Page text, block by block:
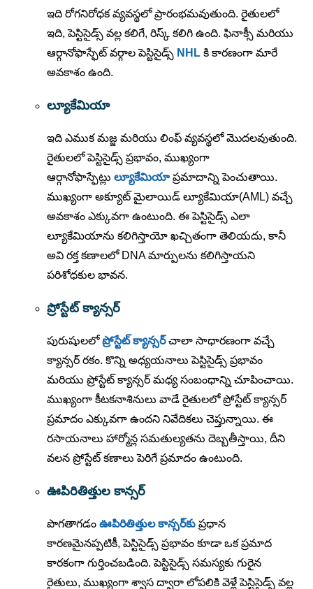
ఇది రోగనిరోధక వ్యవస్థలో ప్రారంభమవుతుంది. రైతులలో
ఇది, పెస్టిసైడ్స్ వల్ల కలిగే, రిస్క్ కలిగి ఉంది. ఫినాక్సీ మరియు
ఆర్గానోఫాస్ఫేట్ వర్గాల పెస్టిసైడ్స్ NHL కి కారణంగా మారే
అవకాశం ఉంది.
ల్యూకేమియా
ఇది ఎముక మజ్జ మరియు లింఫ్ వ్యవస్థలో మొదలవుతుంది.
రైతులలో పెస్టిసైడ్స్ ప్రభావం, ముఖ్యంగా
ఆర్గానోఫాస్ఫేట్లుల్యూకేమియా ప్రమాదాన్ని పెంచుతాయి.
ముఖ్యంగా అక్యూట్ మైలాయిడ్ ల్యూకేమియా(AML) వచ్చే
అవకాశం ఎక్కువగా ఉంటుంది. ఈ పెస్టిసైడ్స్ ఎలా
ల్యూకేమియాను కలిగిస్తాయో ఖచ్చితంగా తెలియదు, కానీ
అవి రక్త కణాలలో DNA మార్పులను కలిగిస్తాయని
పరిశోధకుల భావన.
ప్రోస్టేట్ క్యాన్సర్
పురుషులలోప్రోస్టేట్ క్యాన్సర్చాలా సాధారణంగా వచ్చే
క్యాన్సర్ రకం. కొన్ని అధ్యయనాలు పెస్టిసైడ్స్ ప్రభావం
మరియు ప్రోస్టేట్ క్యాన్సర్ మధ్య సంబంధాన్ని చూపించాయి.
ముఖ్యంగా కీటకనాశినులు వాడే రైతులలో ప్రోస్టేట్ క్యాన్సర్
ప్రమాదం ఎక్కువగా ఉందని నివేదికలు చెప్తున్నాయి. ఈ
రసాయనాలు హార్మోన్ల సమతుల్యతను దెబ్బతీస్తాయి, దీని
వలన ప్రోస్టేట్ కణాలు పెరిగే ప్రమాదం ఉంటుంది.
ఊపిరితిత్తుల కాన్సర్
పొగతాగడంఊపిరితిత్తుల కాన్సర్‌కు ప్రధాన
కారణమైనప్పటికీ, పెస్టిసైడ్స్ ప్రభావం కూడా ఒక ప్రమాద
కారకంగా గుర్తించబడింది. పెస్టిసైడ్స్ సమస్యకు గురైన
రైతులు, ముఖ్యంగా శ్వాస ద్వారా లోపలికి వెళ్లే పెస్టిసైడ్స్ వల్ల